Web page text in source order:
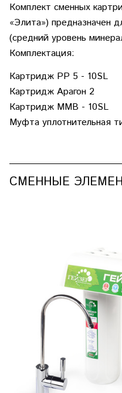
Комплект сменных
«Элита») предназначен
(средний уровень
Комплектация:
Картридж PP 5 - 10SL
Картридж Арагон 2
Картридж MMB - 10SL
Муфта уплотнительная
СМЕННЫЕ